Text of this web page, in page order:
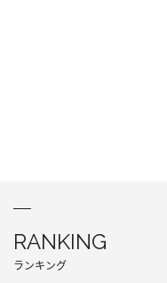
RANKING
ランキング